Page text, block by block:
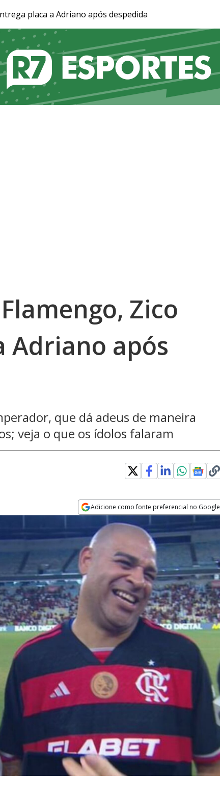
JR 24H RECORD RECORD NEWS
placa a Adriano após despedida
Zico
Adriano após
que dá adeus de maneira
veja o que os ídolos falaram
Adicione como fonte preferencial no Google
Opens in new window